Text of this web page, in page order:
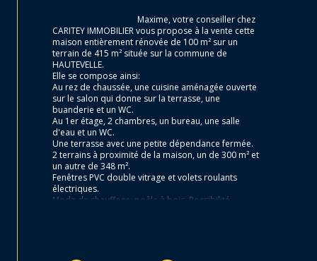
CARITEY IMMOBILIER vous propose à la vente cette
maison entièrement rénovée de 100 m² sur un
terrain de 415 m² située sur la commune de
HAUTEVELLE.
Elle se compose ainsi:
Au rez de chaussée, une cuisine aménagée ouverte
sur le salon qui donne sur la terrasse, une
buanderie et un WC.
Au 1er étage, 2 chambres, un bureau, une salle
d'eau et un WC.
Une terrasse avec une petite dépendance fermée.
2 terrains à proximité de la maison, un de 300 m² et
un autre de 348 m².
Fenêtres PVC double vitrage et volets roulants
électriques.
Mode de chauffage: poêle à bois. Possibilité